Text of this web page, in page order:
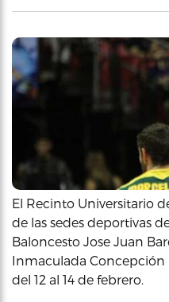
El Recinto Universitario
de las sedes deportivas
Baloncesto Jose Juan
Inmaculada Concepción
del 12 al 14 de febrero.